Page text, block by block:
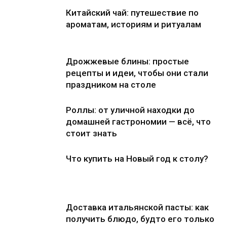
Китайский чай: путешествие по
ароматам, историям и ритуалам
Дрожжевые блины: простые
рецепты и идеи, чтобы они стали
праздником на столе
Роллы: от уличной находки до
домашней гастрономии — всё, что
стоит знать
Что купить на Новый год к столу?
Доставка итальянской пасты: как
получить блюдо, будто его только